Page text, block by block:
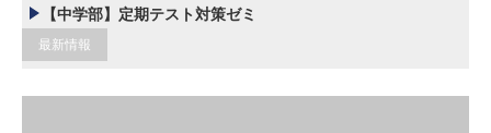
【中学部】定期テスト対策ゼミ
最新情報